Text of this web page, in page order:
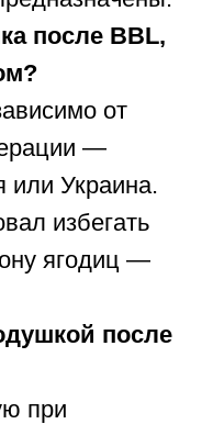
после BBL,
от
—
Украина.
избегать
ягодиц —
после
при